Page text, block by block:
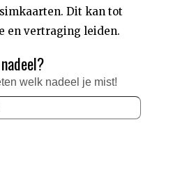
Dit kan tot
en vertraging leiden.
welk nadeel je mist!